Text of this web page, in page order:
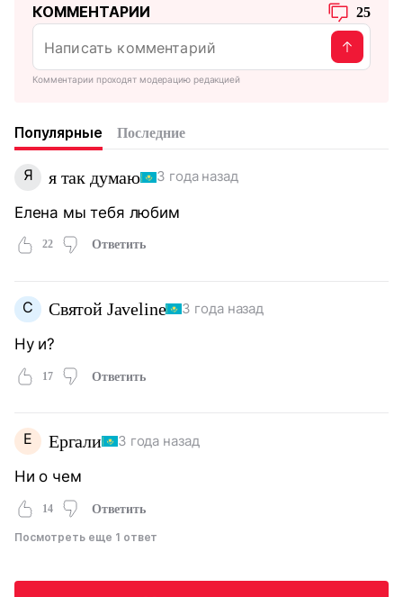
КОММЕНТАРИИ 25
Комментарии проходят модерацию редакцией
Популярные Последние
Я я так думаю 3 года назад
Елена мы тебя любим
22 Ответить
С Святой Javeline 3 года назад
Ну и?
17 Ответить
Е Ергали 3 года назад
Ни о чем
14 Ответить
Посмотреть еще 1 ответ